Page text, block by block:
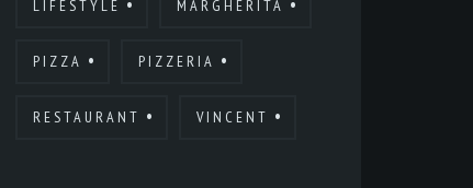
LIFESTYLE MARGHERITA
PIZZA PIZZERIA
RESTAURANT VINCENT